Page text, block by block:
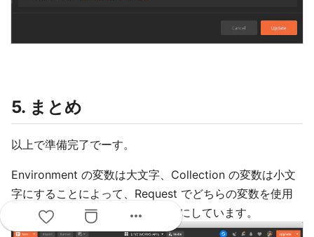
5. まとめ
以上で準備完了でーす。
Environment の変数は大文字、Collection の変数は小文
字にすることによって、Request でどちらの変数を使用
しているかをひと目で分かるようにしています。
more_horiz